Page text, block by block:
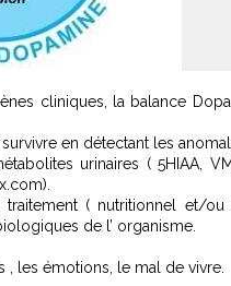
cliniques, la balance
en détectant les
urinaires ( 5HIAA,
traitement ( nutritionnel et/
de l’ organisme.
les émotions, le mal de vivre.